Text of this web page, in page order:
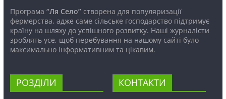
Програма “Ля Село”створена для популяризації
фермерства, адже саме сільське господарство підтримує
країну на шляху до успішного розвитку. Наші журналісти
зроблять усе, щоб перебування на нашому сайті було
максимально інформативним та цікавим.
РОЗДІЛИ КОНТАКТИ